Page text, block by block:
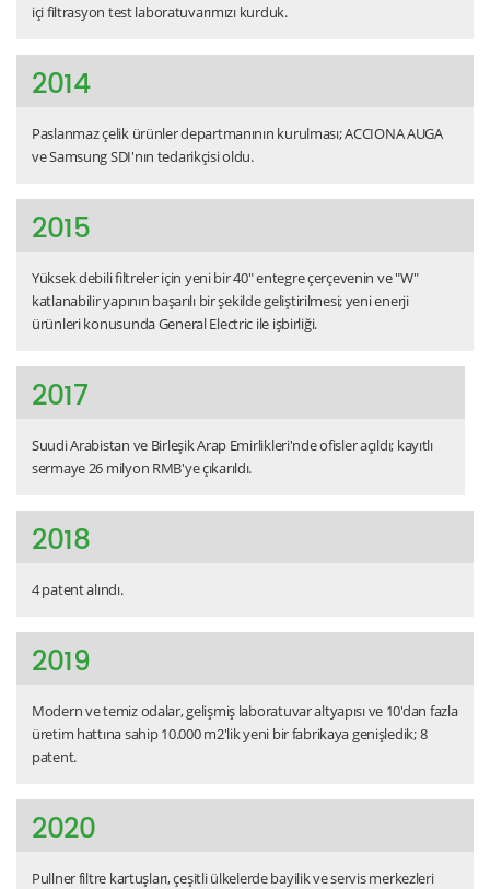
içi filtrasyon test laboratuvarımızı kurduk.
2014
Paslanmaz çelik ürünler departmanının kurulması; ACCIONA AUGA
ve Samsung SDI'nın tedarikçisi oldu.
2015
Yüksek debili filtreler için yeni bir 40" entegre çerçevenin ve "W"
katlanabilir yapının başarılı bir şekilde geliştirilmesi; yeni enerji
ürünleri konusunda General Electric ile işbirliği.
2017
Suudi Arabistan ve Birleşik Arap Emirlikleri'nde ofisler açıldı; kayıtlı
sermaye 26 milyon RMB'ye çıkarıldı.
2018
4 patent alındı.
2019
Modern ve temiz odalar, gelişmiş laboratuvar altyapısı ve 10'dan fazla
üretim hattına sahip 10.000 m2'lik yeni bir fabrikaya genişledik; 8
patent.
2020
Pullner filtre kartuşları, çeşitli ülkelerde bayilik ve servis merkezleri